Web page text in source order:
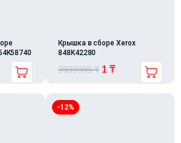
Крышка в сборе Xerox
848K42280
9999999₸ 1 ₸
-12%